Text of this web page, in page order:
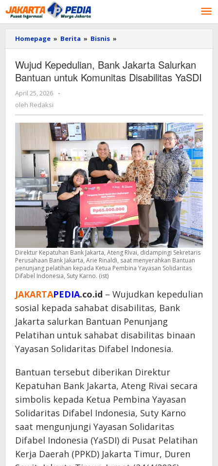
Lewati
ke
konten
Homepage » Berita » Bisnis »
Kepedulian,
Jakarta
Salurkan
Disabilitas
YaSDI
Wujud Kepedulian, Bank Jakarta Salurkan
Bantuan untuk Komunitas Disabilitas YaSDI
April 25, 2026
oleh
-
oleh Redaksi
Direktur Kepatuhan Bank Jakarta, Ateng RIvai, didampingi Sekretaris
Perusahaan Bank Jakarta, Arie Rinaldi, saat menyerahkan Bantuan
penunjang pelatihan kepada Ketua Pembina Yayasan Solidaritas
Difabel Indonesia, Suty Karno. (ist)
JAKARTAPEDIA.co.id – Wujudkan kepedulian
sosial kepada sahabat disabilitas, Bank
Jakarta salurkan Bantuan Penunjang
Pelatihan untuk sahabat disabilitas binaan
Yayasan Solidaritas Difabel Indonesia.
Bantuan tersebut diberikan Direktur
Kepatuhan Bank Jakarta, Ateng Rivai secara
simbolis kepada Ketua Pembina Yayasan
Solidaritas Difabel Indonesia, Suty Karno
saat mengunjungi Yayasan Solidaritas
Difabel Indonesia (YaSDI) di Pusat Pelatihan
Kerja Daerah (PPKD) Jakarta Timur, Duren